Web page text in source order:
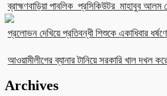
ব্রাহ্মণবাড়িয়া পাবলিক প্রসিকিউটর মাহাবুব আলম
প্রলোভন দেখিয়ে প্রতিবন্ধী শিশুকে একাধিবার
আওয়ামীলীগের ব্যানার টানিয়ে সরকারি খাল দখল
Archives